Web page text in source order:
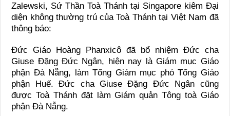
Zalewski, Sứ Thần Toà Thánh tại Singapore kiêm Đại
diện không thường trú của Toà Thánh tại Việt Nam đã
thông báo:
Đức Giáo Hoàng Phanxicô đã bổ nhiệm Đức cha
Giuse Đặng Đức Ngân, hiện nay là Giám mục Giáo
phận Đà Nẵng, làm Tổng Giám mục phó Tổng Giáo
phận Huế. Đức cha Giuse Đặng Đức Ngân cũng
được Toà Thánh đặt làm Giám quản Tông toà Giáo
phận Đà Nẵng.